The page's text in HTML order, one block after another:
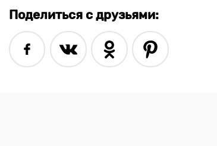
Поделиться с друзьями: